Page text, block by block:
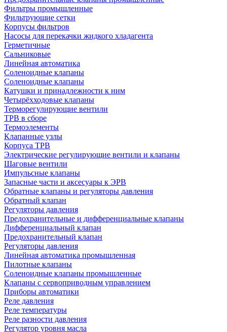
Фильтры промышленные
Фильтрующие сетки
Корпусы фильтров
Насосы для перекачки жидкого хладагента
Герметичные
Сальниковые
Линейная автоматика
Соленоидные клапаны
Соленоидные клапаны
Катушки и принадлежности к ним
Четырёхходовые клапаны
Терморегулирующие вентили
ТРВ в сборе
Термоэлементы
Клапанные узлы
Корпуса ТРВ
Электрические регулирующие вентили и клапаны
Шаговые вентили
Импульсные клапаны
Запасные части и аксесуары к ЭРВ
Обратные клапаны и регуляторы давления
Обратный клапан
Регуляторы давления
Предохранительные и дифференциальные клапаны
Дифференциальный клапан
Предохранительный клапан
Регуляторы давления
Линейная автоматика промышленная
Пилотные клапаны
Соленоидные клапаны промышленные
Клапаны с сервоприводным управлением
Приборы автоматики
Реле давления
Реле температуры
Реле разности давления
Регулятор уровня масла